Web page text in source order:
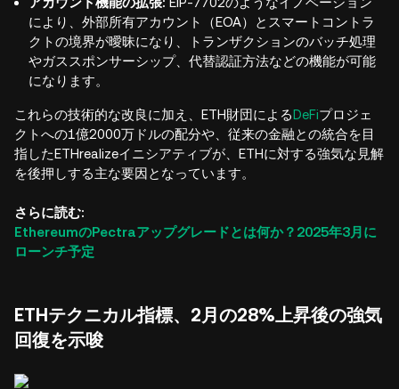
により、外部所有アカウント（EOA）とスマートコントラ
クトの境界が曖昧になり、トランザクションのバッチ処理
やガススポンサーシップ、代替認証方法などの機能が可能
になります。
これらの技術的な改良に加え、ETH財団によるDeFiプロジェ
クトへの1億2000万ドルの配分や、従来の金融との統合を目
指したETHrealizeイニシアティブが、ETHに対する強気な見解
を後押しする主な要因となっています。
さらに読む:
EthereumのPectraアップグレードとは何か？2025年3月に
ローンチ予定
ETHテクニカル指標、2月の28%上昇後の強気
回復を示唆